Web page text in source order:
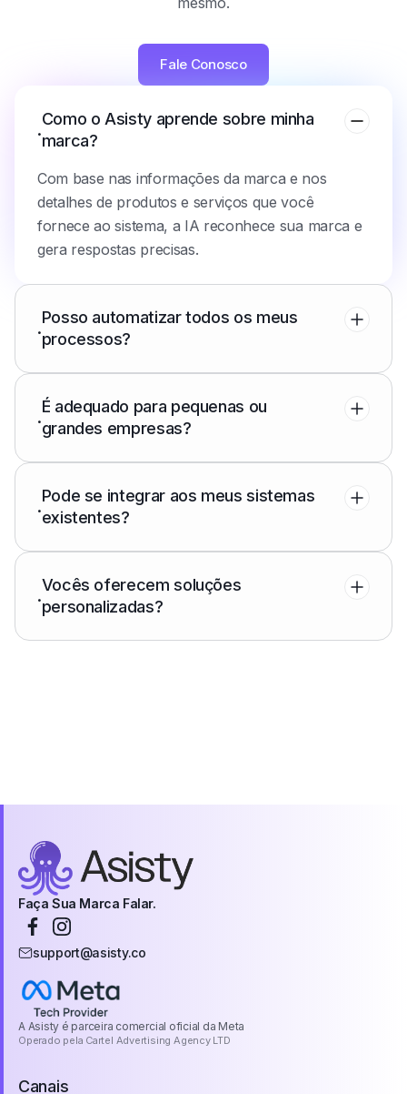
Fale Conosco
.
Como o Asisty aprende sobre minha
marca?
Com base nas informações da marca e nos
detalhes de produtos e serviços que você
fornece ao sistema, a IA reconhece sua marca e
gera respostas precisas.
.
Posso automatizar todos os meus
processos?
.
É adequado para pequenas ou
grandes empresas?
.
Pode se integrar aos meus sistemas
existentes?
.
Vocês oferecem soluções
personalizadas?
Faça Sua Marca Falar.
support@asisty.co
A Asisty é parceira comercial oficial da Meta
Operado pela Cartel Advertising Agency LTD
Canais